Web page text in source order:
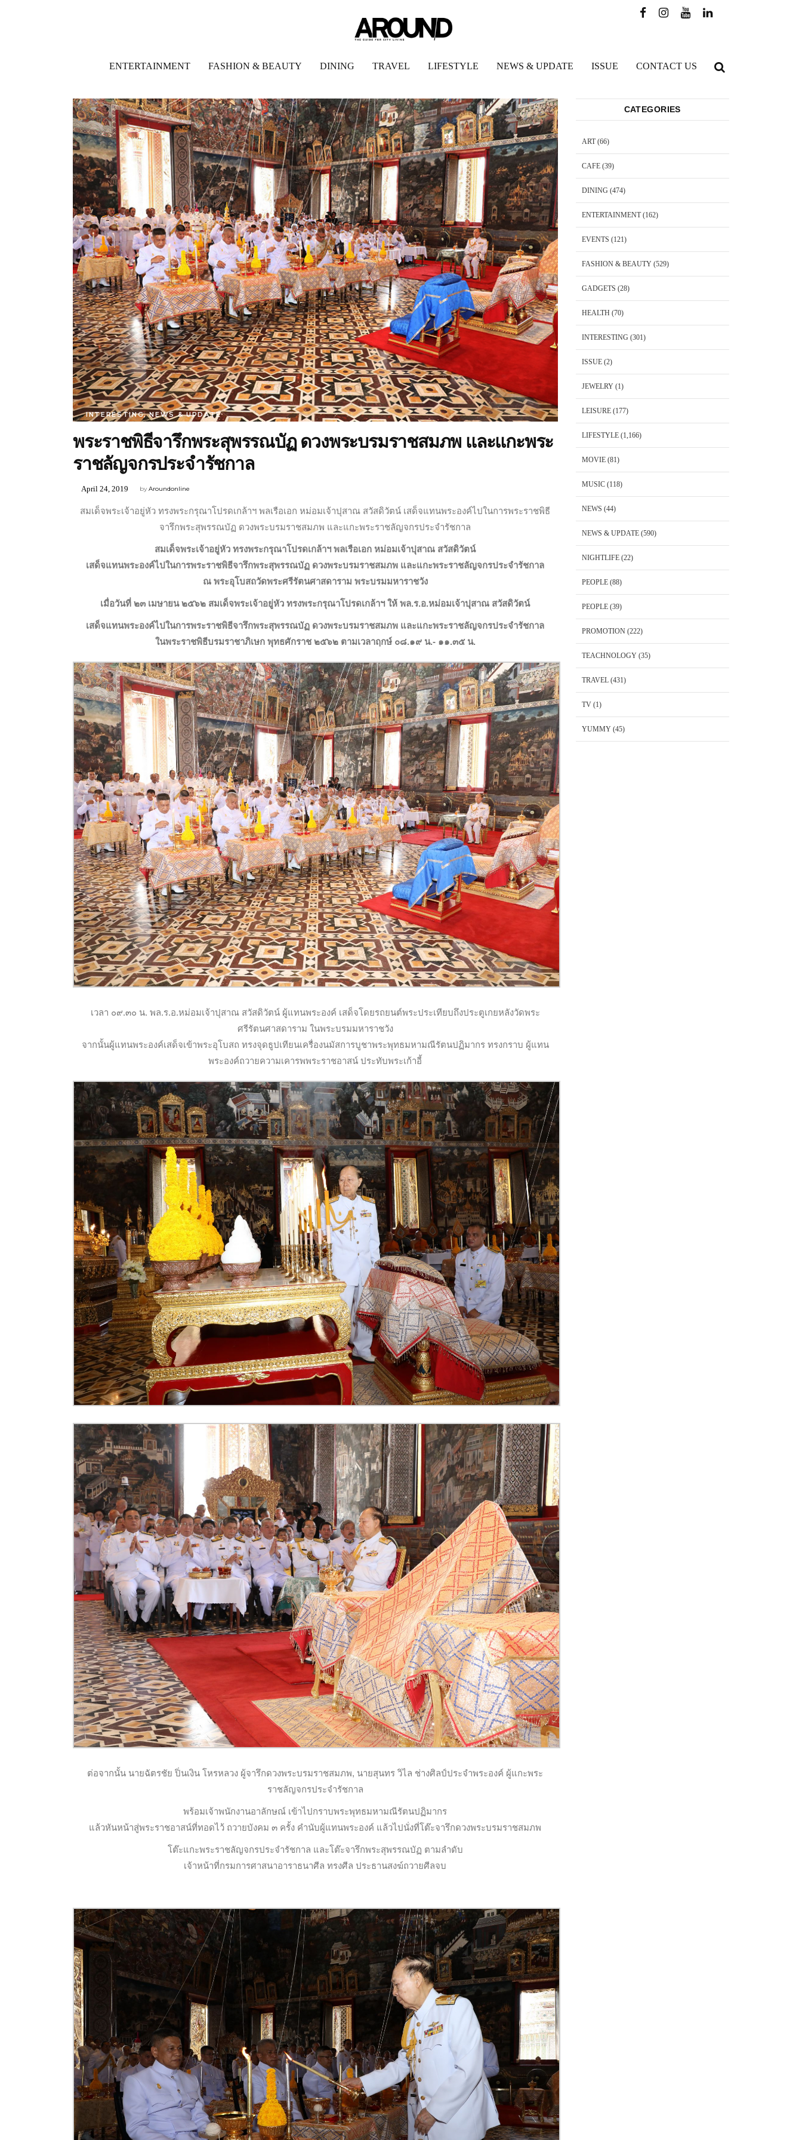
ENTERTAINMENT FASHION & BEAUTY DINING TRAVEL LIFESTYLE NEWS & UPDATE ISSUE CONTACT US
INTERESTING,NEWS & UPDATE
พระราชพิธีจารึกพระสุพรรณบัฏ ดวงพระบรมราชสมภพ และแกะพระ
ราชลัญจกรประจำรัชกาล
byAroundonline
April 24, 2019
สมเด็จพระเจ้าอยู่หัว ทรงพระกรุณาโปรดเกล้าฯ พลเรือเอก หม่อมเจ้าปุสาณ สวัสดิวัตน์ เสด็จแทนพระองค์ไปในการพระราชพิธี
จารึกพระสุพรรณบัฏ ดวงพระบรมราชสมภพ และแกะพระราชลัญจกรประจำรัชกาล
สมเด็จพระเจ้าอยู่หัว ทรงพระกรุณาโปรดเกล้าฯ พลเรือเอก หม่อมเจ้าปุสาณ สวัสดิวัตน์
เสด็จแทนพระองค์ไปในการพระราชพิธีจารึกพระสุพรรณบัฏ ดวงพระบรมราชสมภพ และแกะพระราชลัญจกรประจำรัชกาล
ณ พระอุโบสถวัดพระศรีรัตนศาสดาราม พระบรมมหาราชวัง
เมื่อวันที่ ๒๓ เมษายน ๒๕๖๒ สมเด็จพระเจ้าอยู่หัว ทรงพระกรุณาโปรดเกล้าฯ ให้ พล.ร.อ.หม่อมเจ้าปุสาณ สวัสดิวัตน์
เสด็จแทนพระองค์ไปในการพระราชพิธีจารึกพระสุพรรณบัฏ ดวงพระบรมราชสมภพ และแกะพระราชลัญจกรประจำรัชกาล
ในพระราชพิธีบรมราชาภิเษก พุทธศักราช ๒๕๖๒ ตามเวลาฤกษ์ ๐๘.๑๙ น.- ๑๑.๓๕ น.
เวลา ๐๙.๓๐ น. พล.ร.อ.หม่อมเจ้าปุสาณ สวัสดิวัตน์ ผู้แทนพระองค์ เสด็จโดยรถยนต์พระประเทียบถึงประตูเกยหลังวัดพระ
ศรีรัตนศาสดาราม ในพระบรมมหาราชวัง
จากนั้นผู้แทนพระองค์เสด็จเข้าพระอุโบสถ ทรงจุดธูปเทียนเครื่องนมัสการบูชาพระพุทธมหามณีรัตนปฏิมากร ทรงกราบ ผู้แทน
พระองค์ถวายความเคารพพระราชอาสน์ ประทับพระเก้าอี้
ต่อจากนั้น นายฉัตรชัย ปิ่นเงิน โหรหลวง ผู้จารึกดวงพระบรมราชสมภพ, นายสุนทร วิไล ช่างศิลป์ประจำพระองค์ ผู้แกะพระ
ราชลัญจกรประจำรัชกาล
พร้อมเจ้าพนักงานอาลักษณ์ เข้าไปกราบพระพุทธมหามณีรัตนปฏิมากร
แล้วหันหน้าสู่พระราชอาสน์ที่ทอดไว้ ถวายบังคม ๓ ครั้ง คำนับผู้แทนพระองค์ แล้วไปนั่งที่โต๊ะจารึกดวงพระบรมราชสมภพ
โต๊ะแกะพระราชลัญจกรประจำรัชกาล และโต๊ะจารึกพระสุพรรณบัฏ ตามลำดับ
เจ้าหน้าที่กรมการศาสนาอาราธนาศีล ทรงศีล ประธานสงฆ์ถวายศีลจบ
CATEGORIES
ART(66)
CAFE(39)
DINING (474)
ENTERTAINMENT(162)
EVENTS (121)
FASHION & BEAUTY(529)
GADGETS (28)
HEALTH (70)
INTERESTING (301)
ISSUE(2)
JEWELRY(1)
LEISURE(177)
LIFESTYLE(1,166)
MOVIE(81)
MUSIC(118)
NEWS (44)
NEWS & UPDATE(590)
NIGHTLIFE(22)
PEOPLE(88)
PEOPLE(39)
PROMOTION(222)
TEACHNOLOGY(35)
TRAVEL(431)
TV(1)
YUMMY(45)